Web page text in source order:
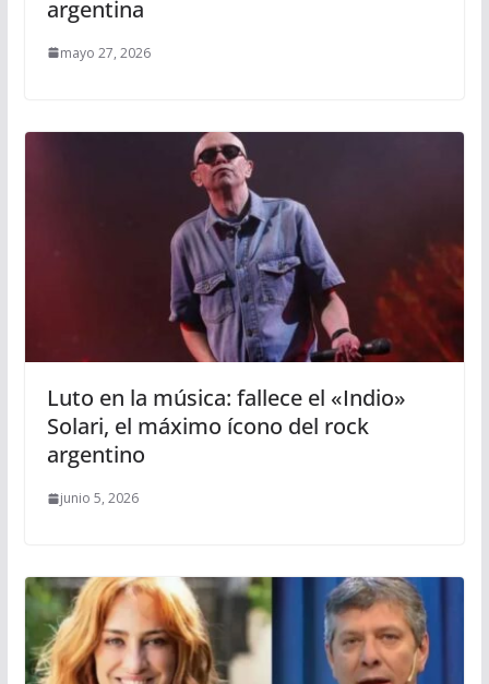
argentina
mayo 27, 2026
Luto en la música: fallece el «Indio»
Solari, el máximo ícono del rock
argentino
junio 5, 2026